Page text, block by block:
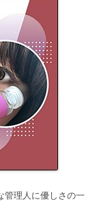
管理人に優しさの一